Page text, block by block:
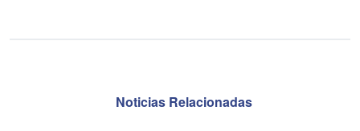
Noticias Relacionadas